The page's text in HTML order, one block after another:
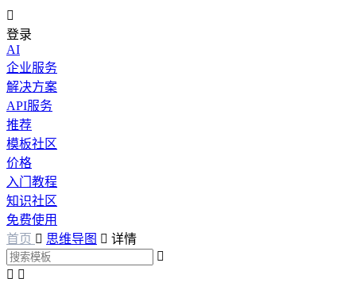

登录
AI
企业服务
解决方案
API服务
推荐
模板社区
价格
入门教程
知识社区
免费使用
首页  思维导图  详情

 